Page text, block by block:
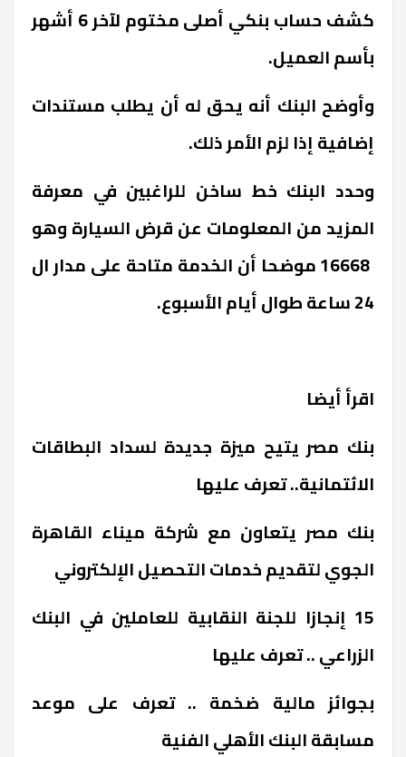
كشف حساب بنكي أصلى مختوم لآخر 6 أشهر
بأسم العميل.
وأوضح البنك أنه يحق له أن يطلب مستندات
إضافية إذا لزم الأمر ذلك.
وحدد البنك خط ساخن للراغبين في معرفة
المزيد من المعلومات عن قرض السيارة وهو
16668 موضحا أن الخدمة متاحة على مدار ال
24 ساعة طوال أيام الأسبوع.
اقرأ أيضا
بنك مصر يتيح ميزة جديدة لسداد البطاقات
الائتمانية.. تعرف عليها
بنك مصر يتعاون مع شركة ميناء القاهرة
الجوي لتقديم خدمات التحصيل الإلكتروني
15 إنجازا للجنة النقابية للعاملين في البنك
الزراعي .. تعرف عليها
بجوائز مالية ضخمة .. تعرف على موعد
مسابقة البنك الأهلي الفنية